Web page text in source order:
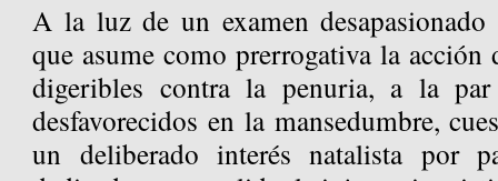
A la luz de un examen
que asume como prerrogativa la acción
digeribles contra la penuria, a la
desfavorecidos en la mansedumbre,
un deliberado interés natalista por